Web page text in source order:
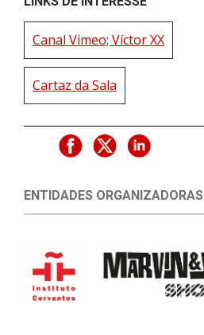
Canal Vimeo; Víctor XX
Cartaz da Sala
ENTIDADES ORGANIZADORAS